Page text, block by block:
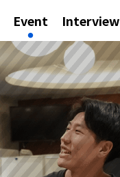
Event Interview